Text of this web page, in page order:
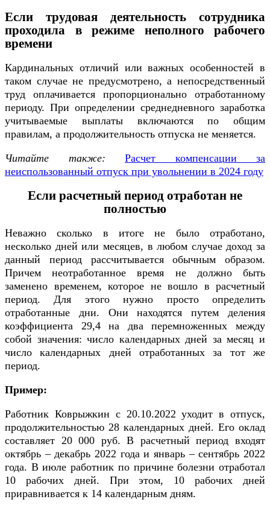
Если трудовая деятельность сотрудника
проходила в режиме неполного рабочего
времени
Кардинальных отличий или важных особенностей в
таком случае не предусмотрено, а непосредственный
труд оплачивается пропорционально отработанному
периоду. При определении среднедневного заработка
учитываемые выплаты включаются по общим
правилам, а продолжительность отпуска не меняется.
Читайте также:
Расчет компенсации за
неиспользованный отпуск при увольнении в 2024 году
Если расчетный период отработан не
полностью
Неважно сколько в итоге не было отработано,
несколько дней или месяцев, в любом случае доход за
данный период рассчитывается обычным образом.
Причем неотработанное время не должно быть
заменено временем, которое не вошло в расчетный
период. Для этого нужно просто определить
отработанные дни. Они находятся путем деления
коэффициента 29,4 на два перемноженных между
собой значения: число календарных дней за месяц и
число календарных дней отработанных за тот же
период.
Пример:
Работник Коврыжкин с 20.10.2022 уходит в отпуск,
продолжительностью 28 календарных дней. Его оклад
составляет 20 000 руб. В расчетный период входят
октябрь – декабрь 2022 года и январь – сентябрь 2022
года. В июле работник по причине болезни отработал
10 рабочих дней. При этом, 10 рабочих дней
приравнивается к 14 календарным дням.